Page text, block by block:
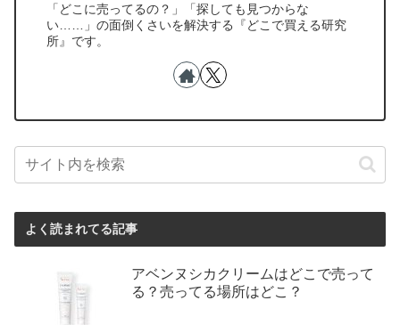
「どこに売ってるの？」「探しても見つからな
い……」の面倒くさいを解決する『どこで買える研究
所』です。
よく読まれてる記事
アベンヌシカクリームはどこで売って
る？売ってる場所はどこ？